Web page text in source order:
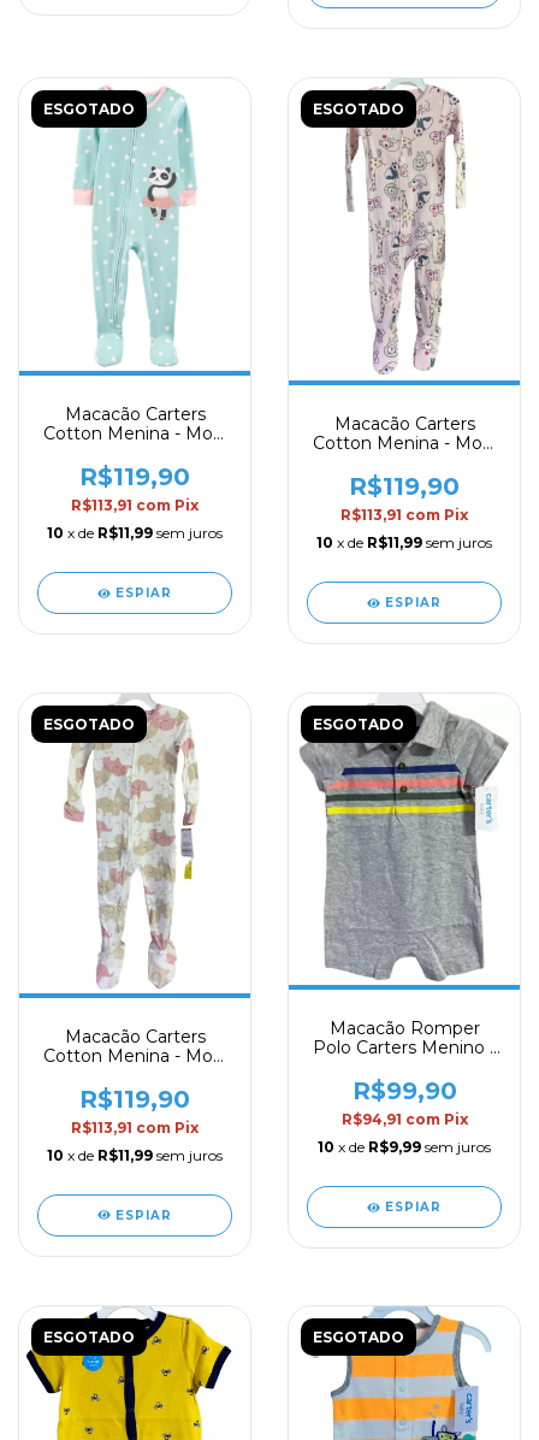
ESGOTADO
Macacão Carters
Cotton Menina - Mod.
R$119,90
R$113,91 com Pix
10 x de R$11,99 sem juros
ESPIAR
ESGOTADO
Macacão Carters
Cotton Menina - Mod.
R$119,90
R$113,91 com Pix
10 x de R$11,99 sem juros
ESPIAR
ESGOTADO
Macacão Carters
Cotton Menina - Mod.
R$119,90
R$113,91 com Pix
10 x de R$11,99 sem juros
ESPIAR
ESGOTADO
Macacão Romper
Polo Carters Menino -
R$99,90
R$94,91 com Pix
10 x de R$9,99 sem juros
ESPIAR
ESGOTADO ESGOTADO